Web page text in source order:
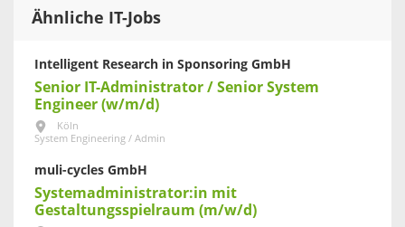
Ähnliche IT-Jobs
Intelligent Research in Sponsoring GmbH
Senior IT-Administrator / Senior System
Engineer (w/m/d)
Köln
System Engineering / Admin
muli-cycles GmbH
Systemadministrator:in mit
Gestaltungsspielraum (m/w/d)